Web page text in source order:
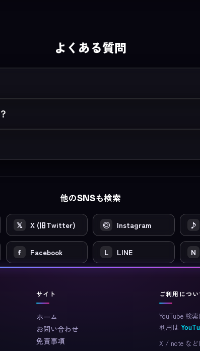
よくある質問
他のSNSも検索
𝕏 X (旧Twitter) ◎ Instagram ♪
f Facebook L LINE N
サイト
ホーム
お問い合わせ
免責事項
ご利用につい
YouTube 検索
利用は
X / note など